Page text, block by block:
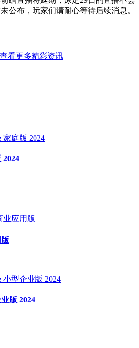
公布，玩家们请耐心等待后续消息。
看更多精彩资讯
2024
版 2024